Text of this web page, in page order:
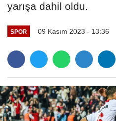
yarışa dahil oldu.
SPOR 09 Kasım 2023 - 13:36